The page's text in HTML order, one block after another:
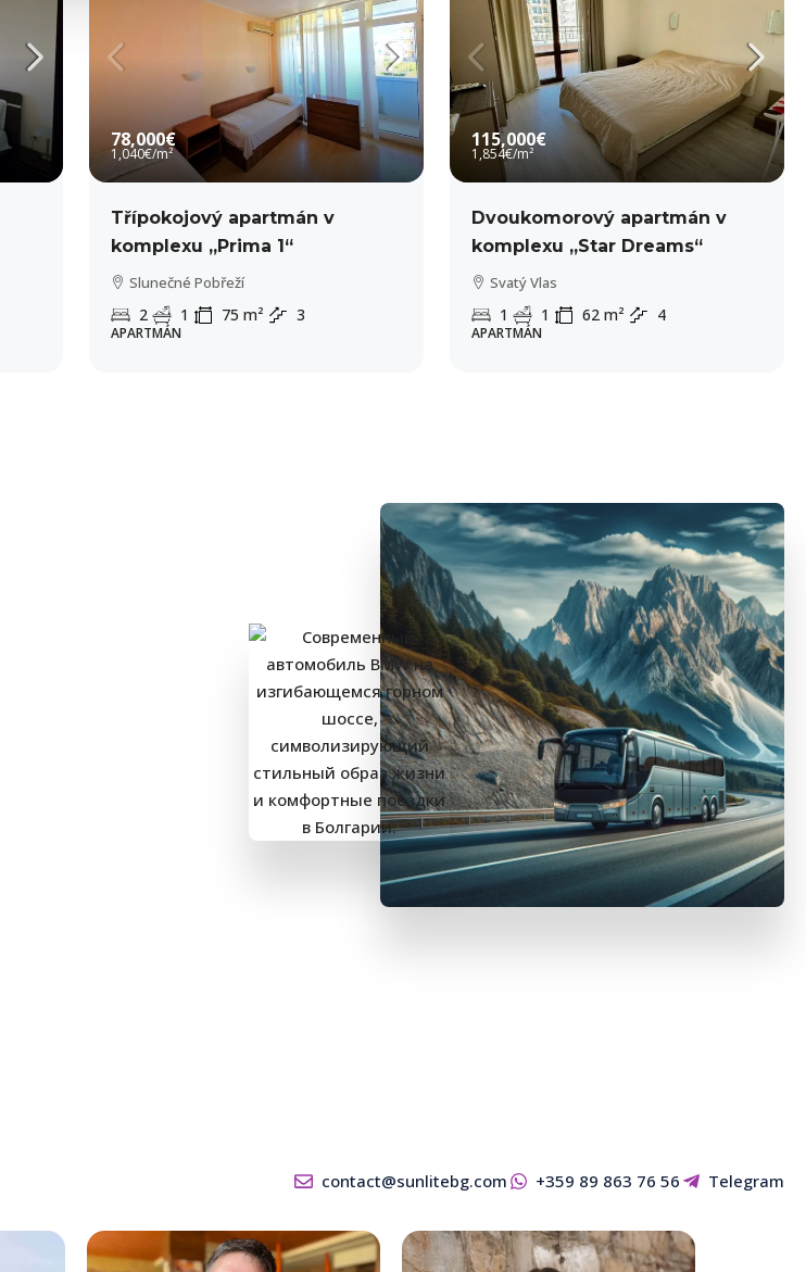
78,000€
1,040€/m²
Třípokojový apartmán v
komplexu „Prima 1“
Slunečné Pobřeží
2 1 75 m² 3
APARTMÁN
115,000€
1,854€/m²
Dvoukomorový apartmán v
komplexu „Star Dreams“
Svatý Vlas
1 1 62 m² 4
APARTMÁN
contact@sunlitebg.com +359 89 863 76 56 Telegram